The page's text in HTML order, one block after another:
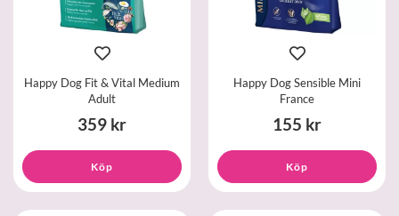
Happy Dog Fit & Vital Medium
Adult
359 kr
Köp
Happy Dog Sensible Mini
France
155 kr
Köp